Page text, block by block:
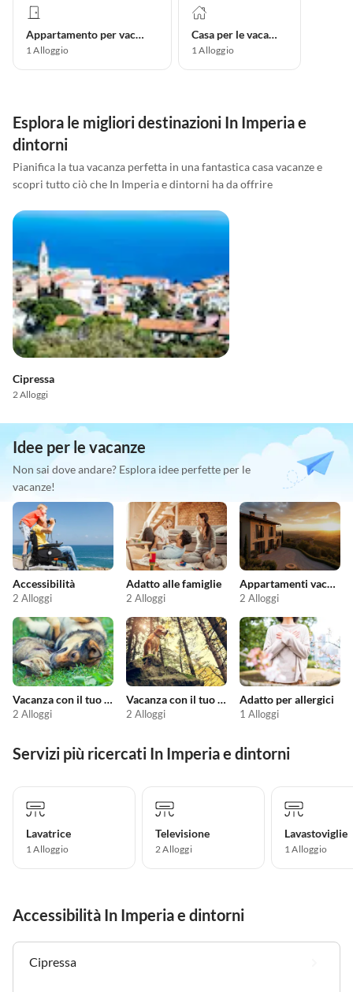
Appartamento per vacanze
1Alloggio
Casa per le vacanze
1Alloggio
Esplora le migliori destinazioni In Imperia e
dintorni
Pianifica la tua vacanza perfetta in una fantastica casa vacanze e
scopri tutto ciò che In Imperia e dintorni ha da offrire
Cipressa
2 Alloggi
Idee per le vacanze
Non sai dove andare? Esplora idee perfette per le
vacanze!
Accessibilità
2 Alloggi
Adatto alle famiglie
2 Alloggi
Appartamenti vacanze economici
2 Alloggi
Vacanza con il tuo animale domestico
2 Alloggi
Vacanza con il tuo cane
2 Alloggi
Adatto per allergici
1 Alloggi
Servizi più ricercati In Imperia e dintorni
Lavatrice
1 Alloggio
Televisione
2 Alloggi
Lavastoviglie
1 Alloggio
Accessibilità In Imperia e dintorni
Cipressa